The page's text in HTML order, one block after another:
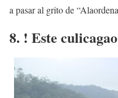
a pasar al grito de
8. ! Este